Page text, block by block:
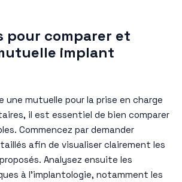
pour comparer et
implant
une mutuelle pour la prise en charge
il est essentiel de bien comparer
Commencez par demander
afin de visualiser clairement les
Analysez ensuite les
à l’implantologie, notamment les